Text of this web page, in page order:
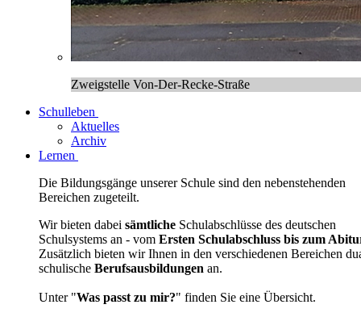
Zweigstelle Von-Der-Recke-Straße
Schulleben
Aktuelles
Archiv
Lernen
Die Bildungsgänge unserer Schule sind den nebenstehenden
Bereichen zugeteilt.
Wir bieten dabei sämtliche Schulabschlüsse des deutschen
Schulsystems an - vom Ersten Schulabschluss bis zum
Zusätzlich bieten wir Ihnen in den verschiedenen Bereichen
schulische Berufsausbildungen an.
Unter "Was passt zu mir?" finden Sie eine Übersicht.